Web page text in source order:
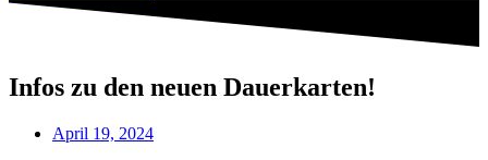
Infos zu den neuen Dauerkarten!
April 19, 2024